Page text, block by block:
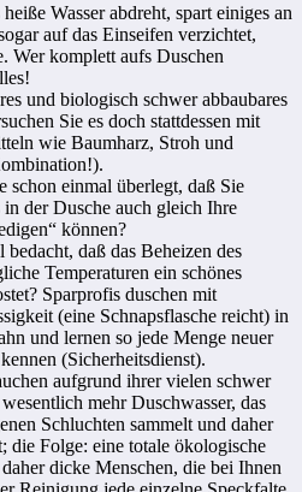
Wasser abdreht, spart einiges an
auf das Einseifen verzichtet,
Wer komplett aufs Duschen
und biologisch schwer abbaubares
Sie es doch stattdessen mit
wie Baumharz, Stroh und
schon einmal überlegt, daß Sie
der Dusche auch gleich Ihre
können?
daß das Beheizen des
Temperaturen ein schönes
Sparprofis duschen mit
(eine Schnapsflasche reicht) in
und lernen so jede Menge neuer
(Sicherheitsdienst).
aufgrund ihrer vielen schwer
mehr Duschwasser, das
Schluchten sammelt und daher
die Folge: eine totale ökologische
dicke Menschen, die bei Ihnen